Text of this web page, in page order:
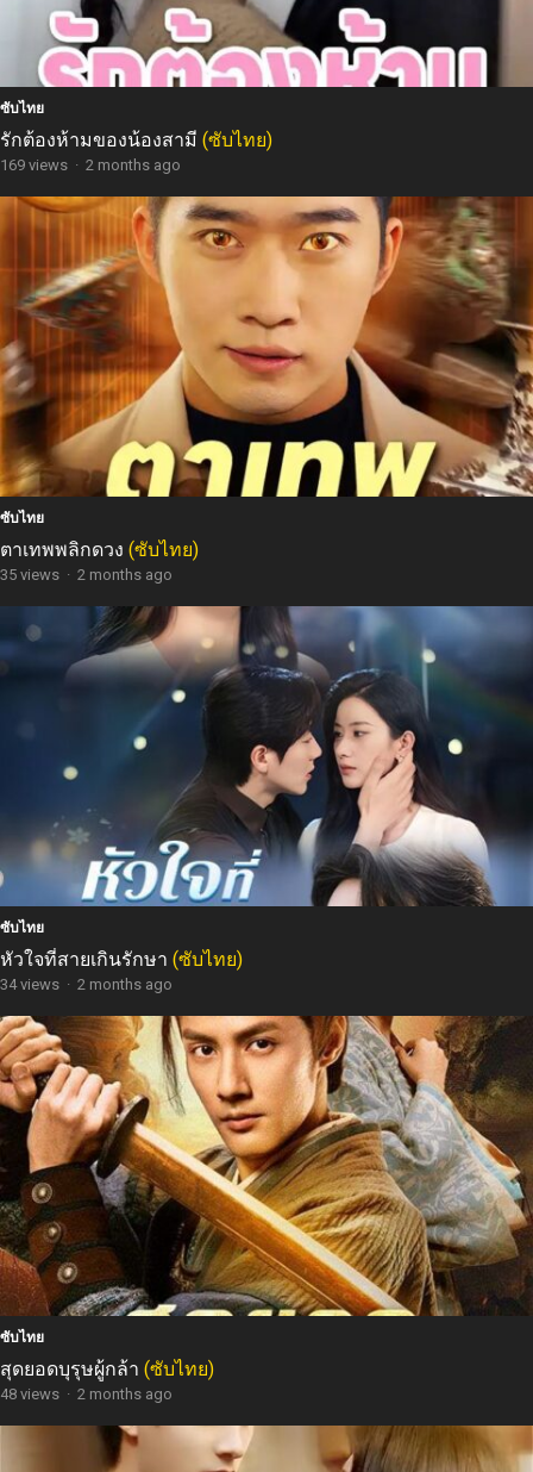
ซับไทย
รักต้องห้ามของน้องสามี (ซับไทย)
169 views · 2 months ago
ซับไทย
ตาเทพพลิกดวง (ซับไทย)
35 views · 2 months ago
ซับไทย
หัวใจที่สายเกินรักษา (ซับไทย)
34 views · 2 months ago
ซับไทย
สุดยอดบุรุษผู้กล้า (ซับไทย)
48 views · 2 months ago